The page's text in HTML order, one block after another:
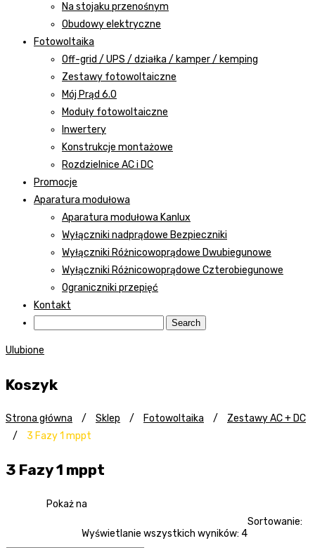
Na stojaku przenośnym
Obudowy elektryczne
Fotowoltaika
Off-grid / UPS / działka / kamper / kemping
Zestawy fotowoltaiczne
Mój Prąd 6.0
Moduły fotowoltaiczne
Inwertery
Konstrukcje montażowe
Rozdzielnice AC i DC
Promocje
Aparatura modułowa
Aparatura modułowa Kanlux
Wyłączniki nadprądowe Bezpieczniki
Wyłączniki Różnicowoprądowe Dwubiegunowe
Wyłączniki Różnicowoprądowe Czterobiegunowe
Ograniczniki przepięć
Kontakt
Ulubione
Koszyk
Strona główna / Sklep / Fotowoltaika /
Zestawy AC + DC
/
3 Fazy 1 mppt
3 Fazy 1 mppt
Pokaż na
Wyświetlanie wszystkich wyników: 4
Sortowanie: